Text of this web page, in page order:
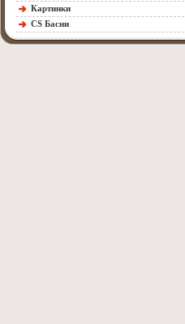
Картинки
CS Басни